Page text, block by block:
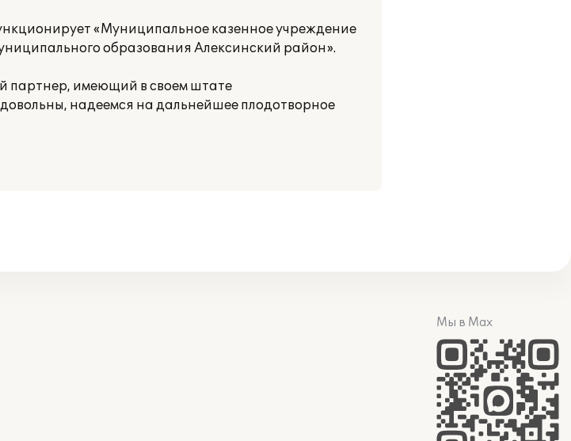
«Муниципальное казенное учреждение
образования Алексинский район».
партнер, имеющий в своем штате
надеемся на дальнейшее плодотворное
Мы в Max